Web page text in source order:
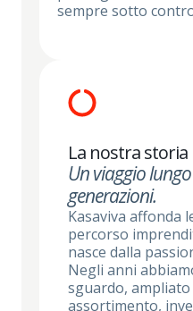
sempre sotto
La nostra storia
Un viaggio
generazioni.
Kasaviva affonda
percorso
nasce dalla
Negli anni
sguardo,
assortimento,